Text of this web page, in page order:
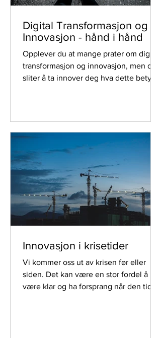
Digital Transformasjon og
Innovasjon - hånd i hånd
Opplever du at mange prater om digital
transformasjon og innovasjon, men du
sliter å ta innover deg hva dette betyr
Innovasjon i krisetider
Vi kommer oss ut av krisen før eller
siden. Det kan være en stor fordel å
være klar og ha forsprang når den tid